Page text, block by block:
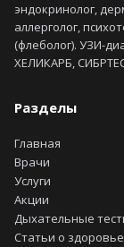
эндокринолог,
аллерголог,
(флеболог). УЗИ-
ХЕЛИКАРБ,
Разделы
Главная
Врачи
Услуги
Акции
Дыхательные
Статьи о здоровье